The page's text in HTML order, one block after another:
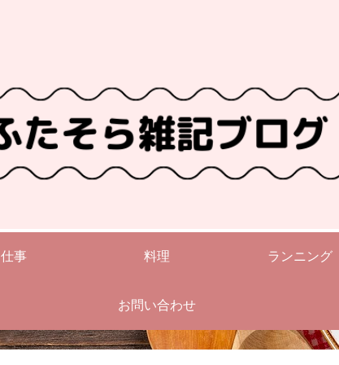
仕事 料理 ランニング
お問い合わせ